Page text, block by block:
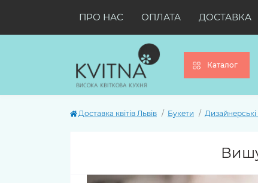
ПРО НАС ОПЛАТА ДОСТАВКА
Каталог
Доставка квітів Львів Букети Дизайнерські